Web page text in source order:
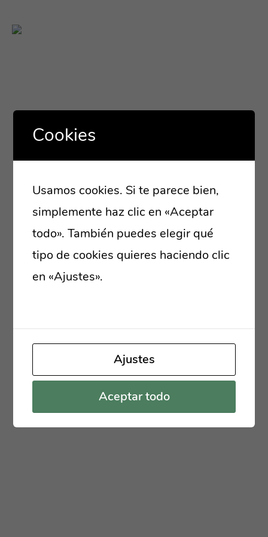
Cookies
Usamos cookies. Si te parece bien,
simplemente haz clic en «Aceptar
todo». También puedes elegir qué
tipo de cookies quieres haciendo clic
en «Ajustes».
Ajustes
Aceptar todo